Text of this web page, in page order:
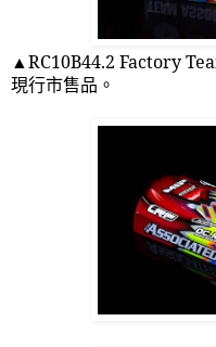
▲RC10B44.2 Factory
現行市售品。